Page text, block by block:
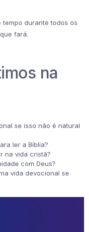
tempo durante todos os
fará.
na
se isso não é natural
ler a Bíblia?
na vida cristã?
com Deus?
vida devocional se